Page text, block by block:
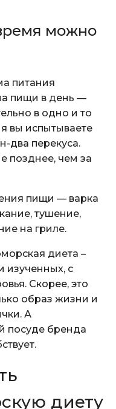
можно
питания
пищи в день —
в одно и то
вы испытываете
два перекуса.
позднее, чем за
пищи — варка
тушение,
на гриле.
диета –
изученных, с
Скорее, это
образ жизни и
А
посуде бренда
диету